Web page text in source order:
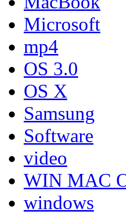
Microsoft
mp4
OS 3.0
OS X
Samsung
Software
video
WIN MAC
windows